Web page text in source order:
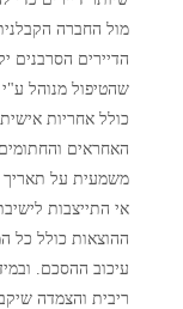
מול החברה
הדיירים
שהטיפול מנוהל ע"י
כולל אחריות
האחראים
משמעית על תאריך
אי התייצבות
ההוצאות כולל כל
עיכוב ההסכם.
ריבית והצמדה